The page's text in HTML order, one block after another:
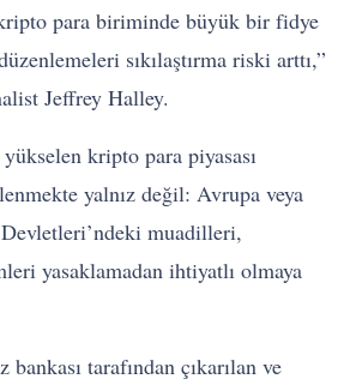
para biriminde büyük bir fidye
sıkılaştırma riski arttı,”
Jeffrey Halley.
kripto para piyasası
yalnız değil: Avrupa veya
muadilleri,
yasaklamadan ihtiyatlı olmaya
bankası tarafından çıkarılan ve